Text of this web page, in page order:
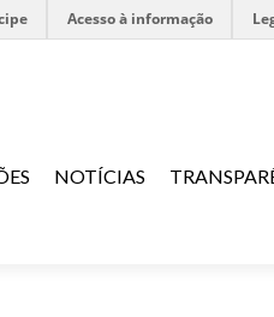
Acesso à informação
NOTÍCIAS